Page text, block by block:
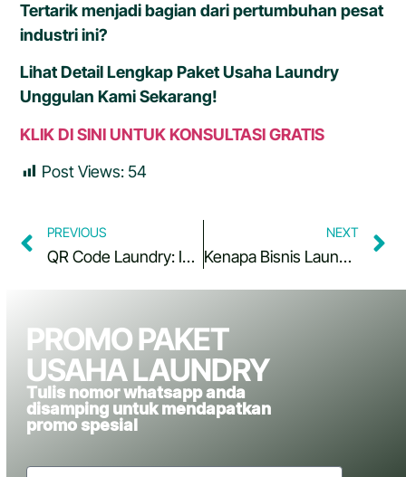
Tertarik menjadi bagian dari pertumbuhan pesat
industri ini?
Lihat Detail Lengkap Paket Usaha Laundry
Unggulan Kami Sekarang!
KLIK DI SINI UNTUK KONSULTASI GRATIS
Post Views: 54
PREVIOUS
QR Code Laundry: Inovasi Digital yang Mengubah Pasar Laundry di Indonesia
NEXT
Kenapa Bisnis Laundry Coin Menjanjikan Saat Ramadhan?
PROMO PAKET
USAHA LAUNDRY
Tulis nomor whatsapp anda
disamping untuk mendapatkan
promo spesial